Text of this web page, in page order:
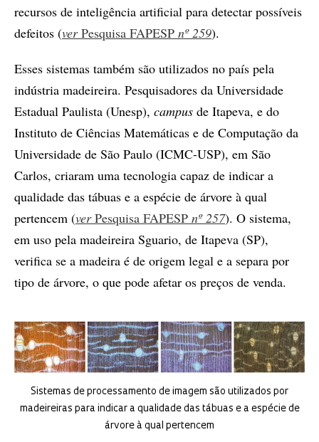
recursos de inteligência artificial para detectar possíveis
defeitos (verPesquisa FAPESP nº 259).
Esses sistemas também são utilizados no país pela
indústria madeireira. Pesquisadores da Universidade
Estadual Paulista (Unesp), campus de Itapeva, e do
Instituto de Ciências Matemáticas e de Computação da
Universidade de São Paulo (ICMC-USP), em São
Carlos, criaram uma tecnologia capaz de indicar a
qualidade das tábuas e a espécie de árvore à qual
pertencem (verPesquisa FAPESP nº 257). O sistema,
em uso pela madeireira Sguario, de Itapeva (SP),
verifica se a madeira é de origem legal e a separa por
tipo de árvore, o que pode afetar os preços de venda.
Sistemas de processamento de imagem são utilizados por
madeireiras para indicar a qualidade das tábuas e a espécie de
árvore à qual pertencem